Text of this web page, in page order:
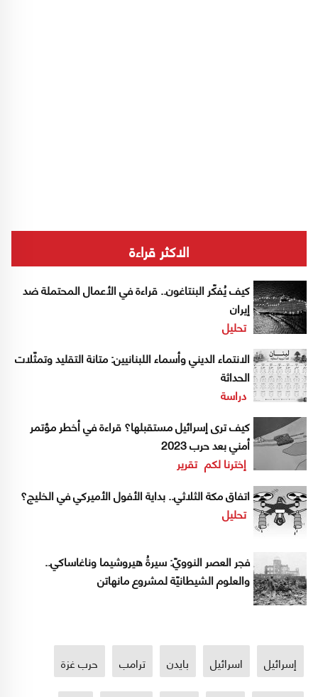
الاكثر قراءة
كيف يُفكّر البنتاغون.. قراءة في الأعمال المحتملة ضد
إيران
تحليل
الانتماء الديني وأسماء اللبنانيين: متانة التقليد وتمثّلات
الحداثة
دراسة
كيف ترى إسرائيل مستقبلها؟ قراءة في أخطر مؤتمر
أمني بعد حرب 2023
إخترنا لكم تقرير
اتفاق مكة الثلاثي.. بداية الأفول الأميركي في الخليج؟
تحليل
فجر العصر النوويّ: سيرةُ هيروشيما وناغاساكي..
والعلوم الشيطانيّة لمشروع مانهاتن
إسرائيل اسرائيل بايدن ترامب حرب غزة